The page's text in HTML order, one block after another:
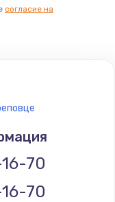
согласие на
70
70